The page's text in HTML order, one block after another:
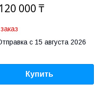
120 000 ₸
с 15 августа 2026
Купить